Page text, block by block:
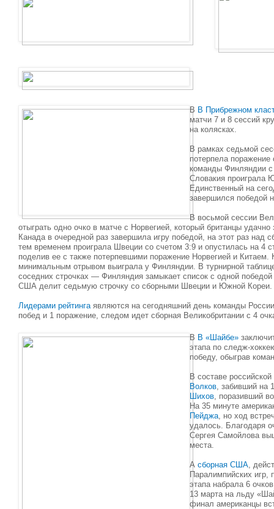
В В Прибрежном
матчи 7 и 8 сессий
на колясках.
В рамках седьмой
потерпела поражение
команды Финляндии
Словакия проиграла
Единственный на
завершился победой
В восьмой сессии
отыграть одно очко в матче с Норвегией, который британцы
Канада в очередной раз завершила игру победой, на этот раз над
тем временем проиграла Швеции со счетом 3:9 и опустилась на 4
поделив ее с также потерпевшими поражение Норвегией и
минимальным отрывом выиграла у Финляндии. В турнирной
соседних строчках — Финляндия замыкает список с одной
США делит седьмую строчку со сборными Швеции и Южной Кореи.
Лидерами рейтинга являются на сегодняшний день команды
побед и 1 поражение, следом идет сборная Великобритании с 4
В В «Шайбе»
этапа по следж-
победу, обыграв
В составе
Волков , забивший на
Шихов , поразивший
На 35 минуте
Пейджа , но ход
удалось. Благодаря
Сергея Самойлова
места.
А сборная США ,
Паралимпийских игр,
этапа набрала 6
13 марта на льду
финал американцы